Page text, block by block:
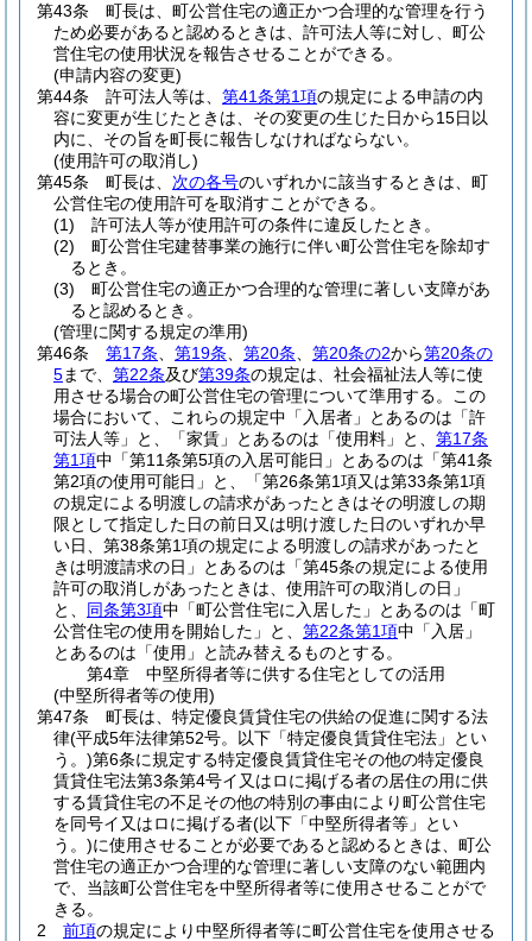
第43条
町長は、町公営住宅の適正かつ合理的な管理を行う
ため必要があると認めるときは、許可法人等に対し、町公
営住宅の使用状況を報告させることができる。
(申請内容の変更)
第44条
許可法人等は、 第41条第1項の規定による申請の内
容に変更が生じたときは、その変更の生じた日から15日以
内に、その旨を町長に報告しなければならない。
(使用許可の取消し)
第45条
町長は、 次の各号のいずれかに該当するときは、町
公営住宅の使用許可を取消すことができる。
(1)
許可法人等が使用許可の条件に違反したとき。
(2)
町公営住宅建替事業の施行に伴い町公営住宅を除却す
るとき。
(3)
町公営住宅の適正かつ合理的な管理に著しい支障があ
ると認めるとき。
(管理に関する規定の準用)
第46条
第17条 第19条 第20条 第20条の2から第20条の
5まで、 第22条及び第39条の規定は、社会福祉法人等に使
用させる場合の町公営住宅の管理について準用する。
この
場合において、これらの規定中「入居者」とあるのは「許
可法人等」と、「家賃」とあるのは「使用料」と、 第17条
第1項中「第11条第5項の入居可能日」とあるのは「第41条
第2項の使用可能日」と、「第26条第1項又は第33条第1項
の規定による明渡しの請求があったときはその明渡しの期
限として指定した日の前日又は明け渡した日のいずれか早
い日、第38条第1項の規定による明渡しの請求があったと
きは明渡請求の日」とあるのは「第45条の規定による使用
許可の取消しがあったときは、使用許可の取消しの日」
と、 同条第3項中「町公営住宅に入居した」とあるのは「町
公営住宅の使用を開始した」と、 第22条第1項中「入居」
とあるのは「使用」と読み替えるものとする。
第4章
中堅所得者等に供する住宅としての活用
(中堅所得者等の使用)
第47条
町長は、特定優良賃貸住宅の供給の促進に関する法
律(平成5年法律第52号。以下「特定優良賃貸住宅法」とい
う。)第6条に規定する特定優良賃貸住宅その他の特定優良
賃貸住宅法第3条第4号イ又はロに掲げる者の居住の用に供
する賃貸住宅の不足その他の特別の事由により町公営住宅
を同号イ又はロに掲げる者(以下「中堅所得者等」とい
う。)に使用させることが必要であると認めるときは、町公
営住宅の適正かつ合理的な管理に著しい支障のない範囲内
で、当該町公営住宅を中堅所得者等に使用させることがで
きる。
2
前項の規定により中堅所得者等に町公営住宅を使用させる